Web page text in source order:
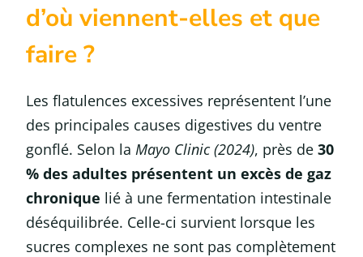
d’où viennent-elles et que
faire ?
Les flatulences excessives représentent l’une
des principales causes digestives du ventre
gonflé. Selon la Mayo Clinic (2024), près de 30
% des adultes présentent un excès de gaz
chronique lié à une fermentation intestinale
déséquilibrée. Celle-ci survient lorsque les
sucres complexes ne sont pas complètement